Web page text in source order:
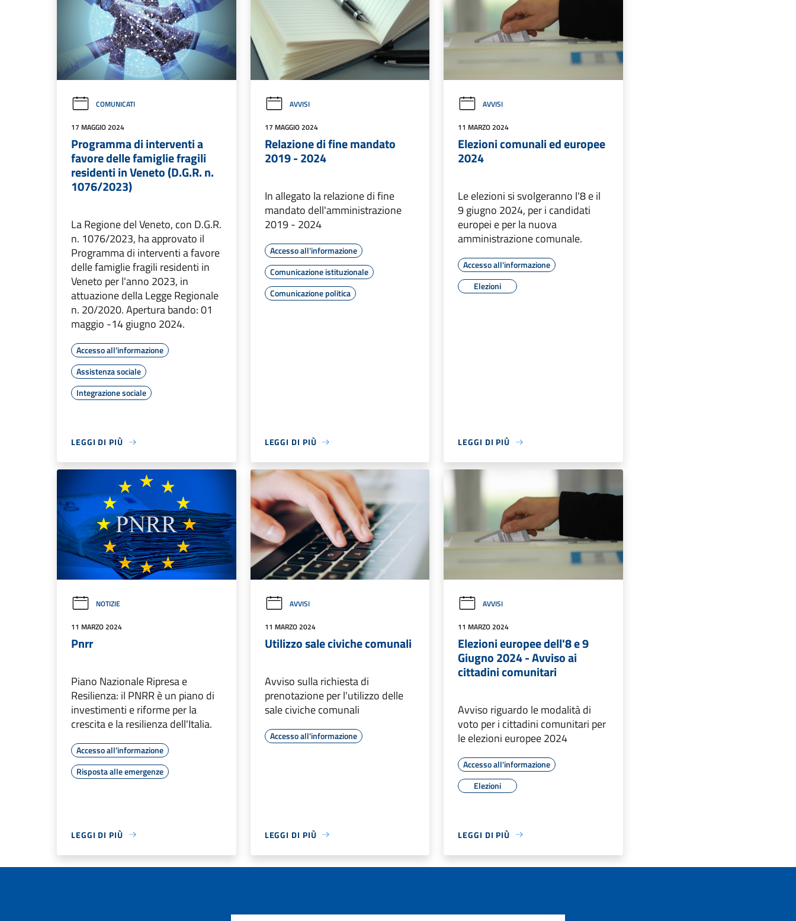
COMUNICATI
17 MAGGIO 2024
Programma di interventi a
favore delle famiglie fragili
residenti in Veneto (D.G.R. n.
1076/2023)
La Regione del Veneto, con D.G.R.
n. 1076/2023, ha approvato il
Programma di interventi a favore
delle famiglie fragili residenti in
Veneto per l'anno 2023, in
attuazione della Legge Regionale
n. 20/2020. Apertura bando: 01
maggio -14 giugno 2024.
Accesso all'informazione
Assistenza sociale
Integrazione sociale
LEGGI DI PIÙ
AVVISI
17 MAGGIO 2024
Relazione di fine mandato
2019 - 2024
In allegato la relazione di fine
mandato dell'amministrazione
2019 - 2024
Accesso all'informazione
Comunicazione istituzionale
Comunicazione politica
LEGGI DI PIÙ
AVVISI
11 MARZO 2024
Elezioni comunali ed europee
2024
Le elezioni si svolgeranno l'8 e il
9 giugno 2024, per i candidati
europei e per la nuova
amministrazione comunale.
Accesso all'informazione
Elezioni
LEGGI DI PIÙ
NOTIZIE
11 MARZO 2024
Pnrr
Piano Nazionale Ripresa e
Resilienza: il PNRR è un piano di
investimenti e riforme per la
crescita e la resilienza dell'Italia.
Accesso all'informazione
Risposta alle emergenze
LEGGI DI PIÙ
AVVISI
11 MARZO 2024
Utilizzo sale civiche comunali
Avviso sulla richiesta di
prenotazione per l'utilizzo delle
sale civiche comunali
Accesso all'informazione
LEGGI DI PIÙ
AVVISI
11 MARZO 2024
Elezioni europee dell'8 e 9
Giugno 2024 - Avviso ai
cittadini comunitari
Avviso riguardo le modalità di
voto per i cittadini comunitari per
le elezioni europee 2024
Accesso all'informazione
Elezioni
LEGGI DI PIÙ